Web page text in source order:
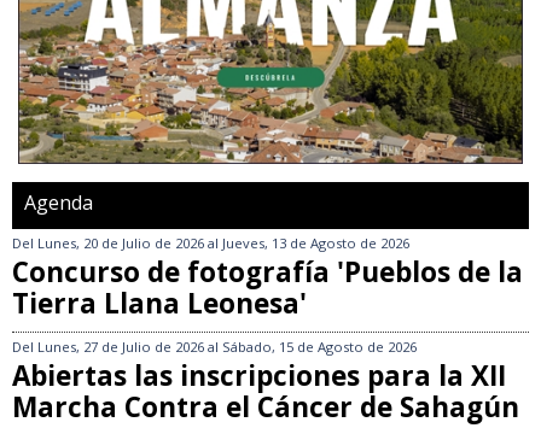
Agenda
Del Lunes, 20 de Julio de 2026 al Jueves, 13 de Agosto de 2026
Concurso de fotografía 'Pueblos de la
Tierra Llana Leonesa'
Del Lunes, 27 de Julio de 2026 al Sábado, 15 de Agosto de 2026
Abiertas las inscripciones para la XII
Marcha Contra el Cáncer de Sahagún